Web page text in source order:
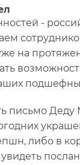
-
на
Деду
либо в